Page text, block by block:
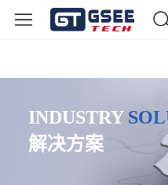
INDUSTRY
解决方案